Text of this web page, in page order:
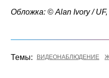
Обложка: © Alan Ivory / UF,
Темы: ВИДЕОНАБЛЮДЕНИЕ